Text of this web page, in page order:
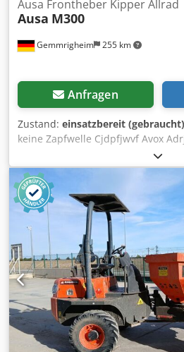
Gemmrigheim 255 km
Ausa Frontheber Kipper Allrad
Ausa M300
Anfragen
Zustand: einsatzbereit (gebraucht)
keine Zapfwelle Cjdpfjwvf Avox
Kipper Vorne und hinten Hydraulik
Hydrostatikantrieb Einsatzbereit
Bilder Bevorzugt Händler oder
Bilder/Beschreibung kann